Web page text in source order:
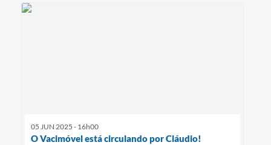
05 JUN 2025 - 16h00
O Vacimóvel está circulando por Cláudio!